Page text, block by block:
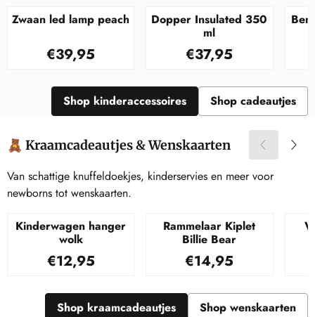
Zwaan led lamp peach
Prijs: 39,95
€39,95
Dopper Insulated 350
ml
Prijs: 37,95
€37,95
Shop kinderaccessoires Shop cadeautjes
🧸 Kraamcadeautjes & Wenskaarten
Van schattige knuffeldoekjes, kinderservies en meer voor
newborns tot wenskaarten.
Kinderwagen hanger
wolk
Prijs: 12,95
€12,95
Rammelaar Kiplet
Billie Bear
Prijs: 14,95
€14,95
Shop kraamcadeautjes Shop wenskaarten